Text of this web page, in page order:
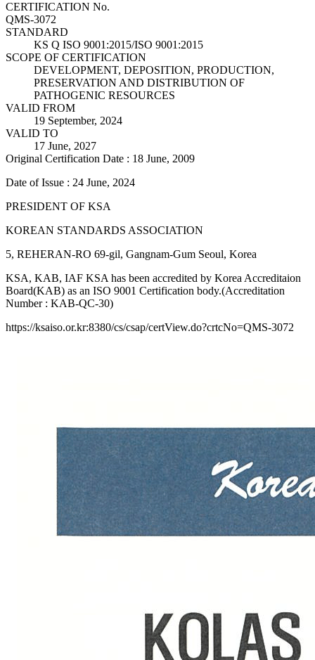
CERTIFICATION No.
QMS-3072
STANDARD
KS Q ISO 9001:2015/ISO 9001:2015
SCOPE OF CERTIFICATION
DEVELOPMENT, DEPOSITION, PRODUCTION,
PRESERVATION AND DISTRIBUTION OF
PATHOGENIC RESOURCES
VALID FROM
19 September, 2024
VALID TO
17 June, 2027
Original Certification Date : 18 June, 2009
Date of Issue : 24 June, 2024
PRESIDENT OF KSA
KOREAN STANDARDS ASSOCIATION
5, REHERAN-RO 69-gil, Gangnam-Gum Seoul, Korea
KSA, KAB, IAF KSA has been accredited by Korea Accreditaion
Board(KAB) as an ISO 9001 Certification body.(Accreditation
Number : KAB-QC-30)
https://ksaiso.or.kr:8380/cs/csap/certView.do?crtcNo=QMS-3072